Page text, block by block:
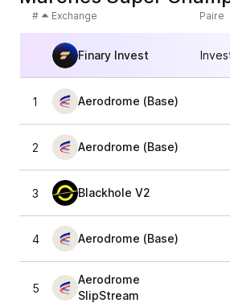
# Exchange Paire
Finary Invest
1 Aerodrome (Base)
2 Aerodrome (Base)
3 Blackhole V2
4 Aerodrome (Base)
5
Aerodrome
SlipStream